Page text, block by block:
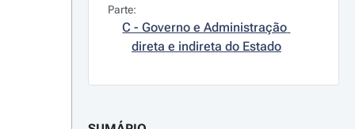
Parte:
C - Governo e Administração
direta e indireta do Estado